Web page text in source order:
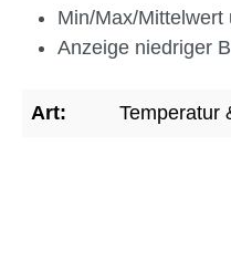
Min/Max/Mittelwert
Anzeige niedriger
Art: Temperatur